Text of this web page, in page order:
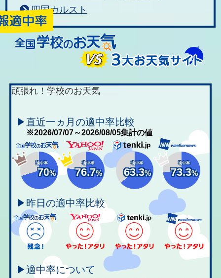
四国カルスト
頑張れ！学校のお天気
▶直近一ヵ月の適中率比較
※2026/07/07～2026/08/05集計の値
適中率
70%
適中率
76.7%
適中率
63.3%
適中率
73.3%
▶昨日の適中率比較
▶適中率について